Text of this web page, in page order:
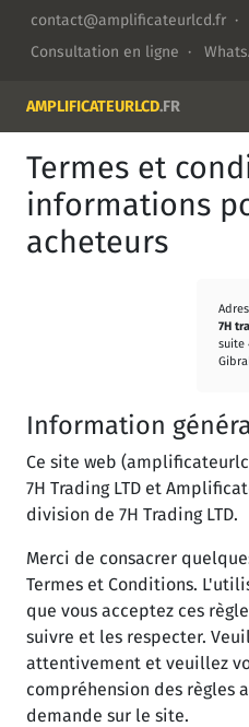
contact@amplificateurlcd.fr ·
Consultation en ligne ·
AMPLIFICATEURLCD.FR
Termes et
informations
acheteurs
7H
suite
Information
Ce site web
7H Trading LTD et
division de 7H Trading LTD.
Merci de consacrer
Termes et Conditions.
que vous acceptez ces
suivre et les respecter.
attentivement et veuillez
compréhension des règles
demande sur le site.